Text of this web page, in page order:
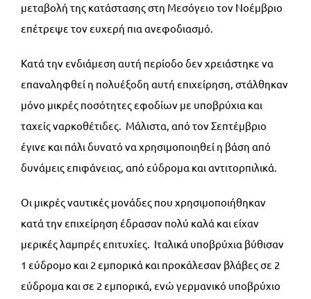
μεταβολή της κατάστασης στη Μεσόγειο τον Νοέμβριο
επέτρεψε τον ευχερή πια ανεφοδιασμό.
Κατά την ενδιάμεση αυτή περίοδο δεν χρειάστηκε να
επαναληφθεί η πολυέξοδη αυτή επιχείρηση, στάλθηκαν
μόνο μικρές ποσότητες εφοδίων με υποβρύχια και
ταχείς ναρκοθέτιδες. Μάλιστα, από τον Σεπτέμβριο
έγινε και πάλι δυνατό να χρησιμοποιηθεί η βάση από
δυνάμεις επιφάνειας, από εύδρομα και αντιτορπιλικά.
Οι μικρές ναυτικές μονάδες που χρησιμοποιήθηκαν
κατά την επιχείρηση έδρασαν πολύ καλά και είχαν
μερικές λαμπρές επιτυχίες. Ιταλικά υποβρύχια βύθισαν
1 εύδρομο και 2 εμπορικά και προκάλεσαν βλάβες σε 2
εύδρομα και σε 2 εμπορικά, ενώ γερμανικό υποβρύχιο